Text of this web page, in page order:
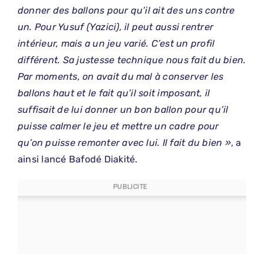
donner des ballons pour qu’il ait des uns contre
un. Pour Yusuf (Yazici), il peut aussi rentrer
intérieur, mais a un jeu varié. C’est un profil
différent. Sa justesse technique nous fait du bien.
Par moments, on avait du mal à conserver les
ballons haut et le fait qu’il soit imposant, il
suffisait de lui donner un bon ballon pour qu’il
puisse calmer le jeu et mettre un cadre pour
qu’on puisse remonter avec lui. Il fait du bien », a
ainsi lancé Bafodé Diakité.
PUBLICITE